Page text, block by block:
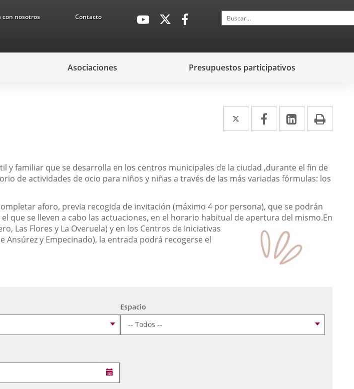
con nosotros Contacto
Enlace
aplicación
Enlace
aplicación
externa.
aplicación
externa.
Buscar
Asociaciones Presupuestos participativos
Twitter
Enlace
a
aplicación
externa.
Facebook
Enlace
a
aplicación
externa.
LinkedIn
Enlace
a
aplicación
externa.
y familiar que se desarrolla en los centros municipales de la ciudad ,durante el fin de
de actividades de ocio para niños y niñas a través de las más variadas fórmulas: los
aforo, previa recogida de invitación (máximo 4 por persona), que se podrán
que se lleven a cabo las actuaciones, en el horario habitual de apertura del mismo.En
Las Flores y La Overuela) y en los Centros de Iniciativas
Ansúrez y Empecinado), la entrada podrá recogerse el
Espacio